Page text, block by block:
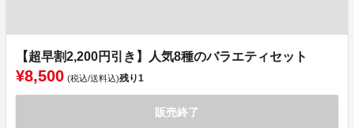
【超早割2,200円引き】人気8種のバラエティセット
¥8,500 (税込/送料込)残り1
販売終了